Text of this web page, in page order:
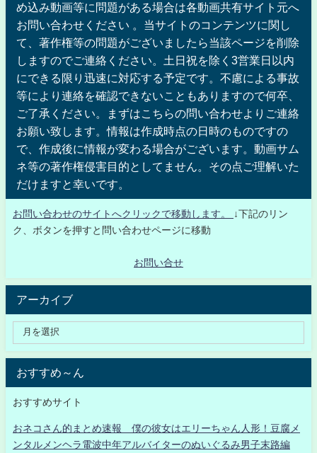
め込み動画等に問題がある場合は各動画共有サイト元へ
お問い合わせください 。当サイトのコンテンツに関し
て、著作権等の問題がございましたら当該ページを削除
しますのでご連絡ください。土日祝を除く3営業日以内
にできる限り迅速に対応する予定です。不慮による事故
等により連絡を確認できないこともありますので何卒、
ご了承ください。まずはこちらの問い合わせよりご連絡
お願い致します。情報は作成時点の日時のものですの
で、作成後に情報が変わる場合がございます。動画サム
ネ等の著作権侵害目的としてません。その点ご理解いた
だけますと幸いです。
お問い合わせのサイトへクリックで移動します。
↓下記のリン
ク、ボタンを押すと問い合わせページに移動
お問い合せ
アーカイブ
おすすめ～ん
おすすめサイト
おネコさん的まとめ速報 僕の彼女はエリーちゃん人形！豆腐メ
ンタルメンヘラ電波中年アルバイターのぬいぐるみ男子末路編